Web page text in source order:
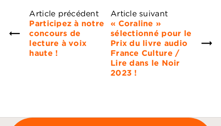
Article précédent
Participez à notre
concours de
lecture à voix
haute !
Article suivant
« Coraline »
sélectionné pour le
Prix du livre audio
France Culture /
Lire dans le Noir
2023 !